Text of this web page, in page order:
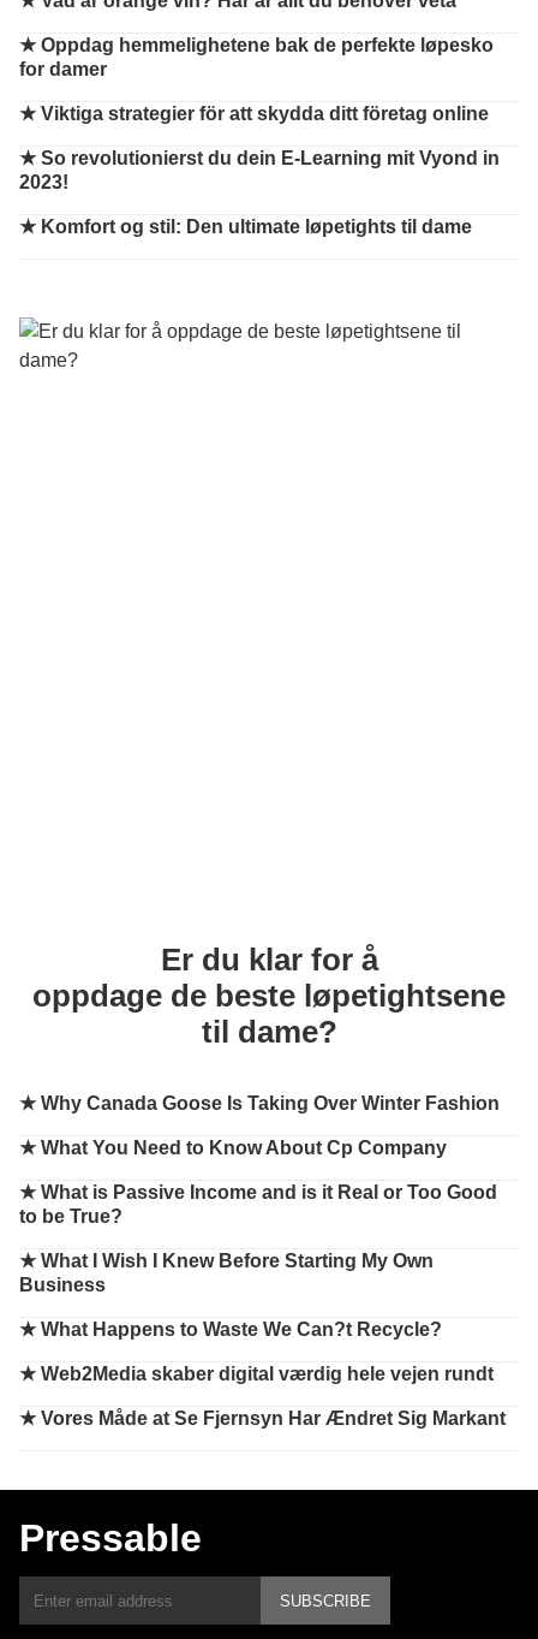
★Oppdag hemmelighetene bak de perfekte løpesko
for damer
★Viktiga strategier för att skydda ditt företag online
★So revolutionierst du dein E-Learning mit Vyond in
2023!
★ Komfort og stil: Den ultimate løpetights til dame
Er du klar for å
oppdage de beste løpetightsene
til dame?
★Why Canada Goose Is Taking Over Winter Fashion
★What You Need to Know About Cp Company
★What is Passive Income and is it Real or Too Good
to be True?
★What I Wish I Knew Before Starting My Own
Business
★What Happens to Waste We Can?t Recycle?
★Web2Media skaber digital værdig hele vejen rundt
★Vores Måde at Se Fjernsyn Har Ændret Sig Markant
Pressable
SUBSCRIBE